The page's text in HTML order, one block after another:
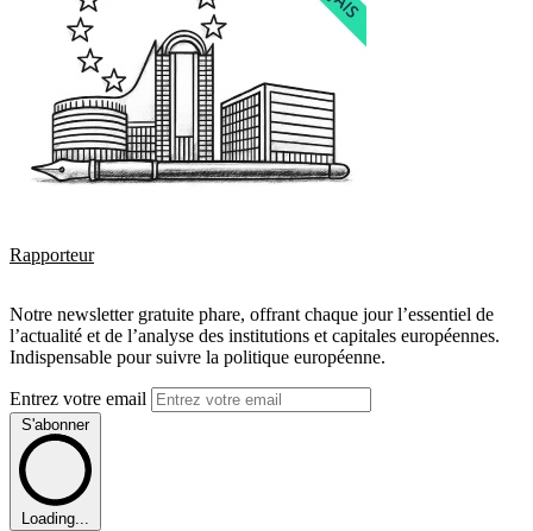
Rapporteur
Notre newsletter gratuite phare, offrant chaque jour l’essentiel de
l’actualité et de l’analyse des institutions et capitales européennes.
Indispensable pour suivre la politique européenne.
Entrez votre email
S'abonner
Loading...